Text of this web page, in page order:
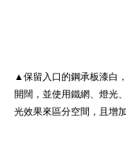
▲保留入口的鋼承板漆白
開闊，並使用鐵網、燈光
光效果來區分空間，且增